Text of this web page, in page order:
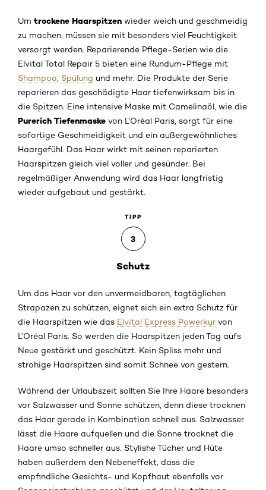
Um trockene Haarspitzen wieder weich und geschmeidig
zu machen, müssen sie mit besonders viel Feuchtigkeit
versorgt werden. Reparierende Pflege-Serien wie die
Elvital Total Repair 5 bieten eine Rundum-Pflege mit
Shampoo Spülung und mehr. Die Produkte der Serie
reparieren das geschädigte Haar tiefenwirksam bis in
die Spitzen. Eine intensive Maske mit Camelinaöl, wie die
Purerich Tiefenmaske von L’Oréal Paris, sorgt für eine
sofortige Geschmeidigkeit und ein außergewöhnliches
Haargefühl. Das Haar wirkt mit seinen reparierten
Haarspitzen gleich viel voller und gesünder. Bei
regelmäßiger Anwendung wird das Haar langfristig
wieder aufgebaut und gestärkt.
TIPP
3
Schutz
Um das Haar vor den unvermeidbaren, tagtäglichen
Strapazen zu schützen, eignet sich ein extra Schutz für
die Haarspitzen wie das Elvital Express Powerkur von
L’Oréal Paris. So werden die Haarspitzen jeden Tag aufs
Neue gestärkt und geschützt. Kein Spliss mehr und
strohige Haarspitzen sind somit Schnee von gestern.
Während der Urlaubszeit sollten Sie Ihre Haare besonders
vor Salzwasser und Sonne schützen, denn diese trocknen
das Haar gerade in Kombination schnell aus. Salzwasser
lässt die Haare aufquellen und die Sonne trocknet die
Haare umso schneller aus. Stylishe Tücher und Hüte
haben außerdem den Nebeneffekt, dass die
empfindliche Gesichts- und Kopfhaut ebenfalls vor